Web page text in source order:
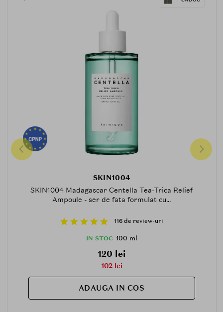
SKIN1004
SKIN1004 Madagascar Centella Tea-Trica Relief
Ampoule - ser de fata formulat cu...
116 de review-uri
IN STOC 100 ml
120 lei
102 lei
ADAUGA IN COS